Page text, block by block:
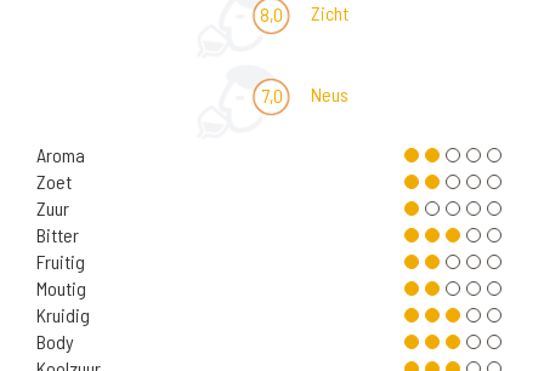
8,0 Zicht
7,0 Neus
Aroma
Zoet
Zuur
Bitter
Fruitig
Moutig
Kruidig
Body